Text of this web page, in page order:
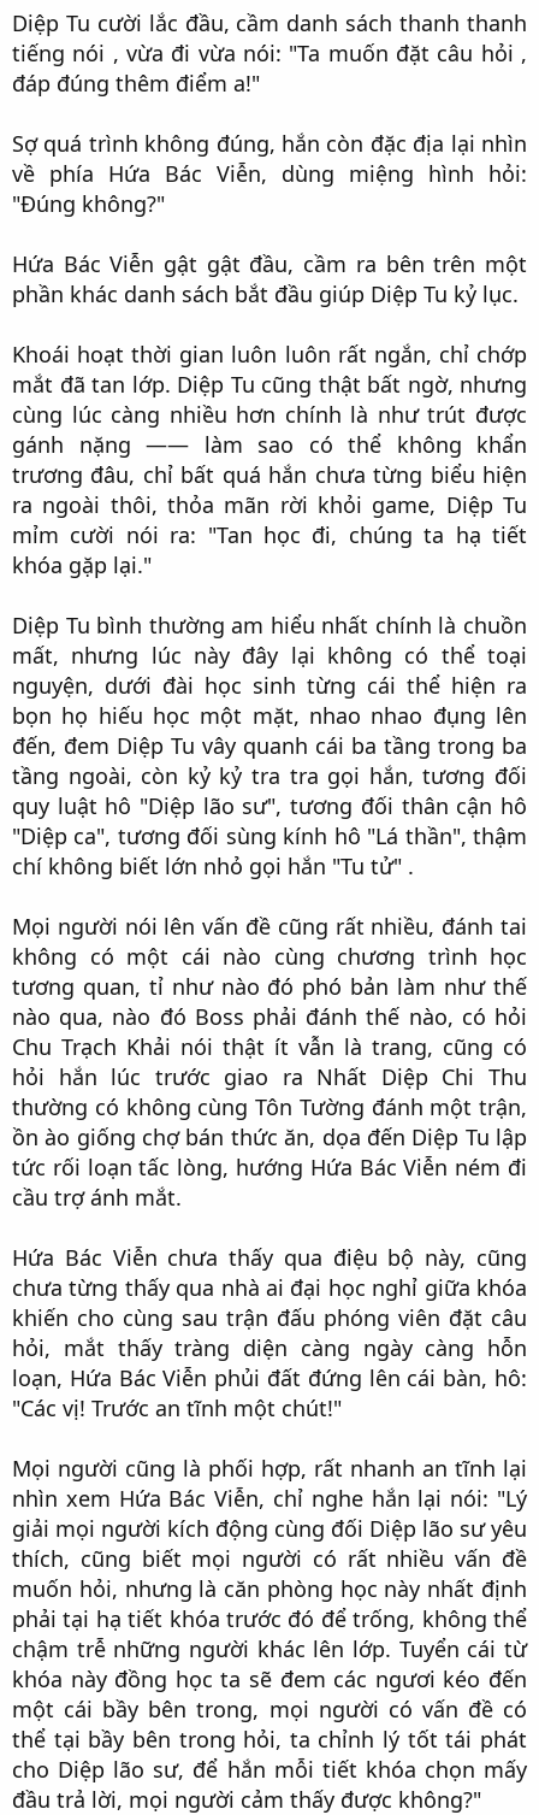
Diệp Tu cười lắc đầu, cầm danh sách thanh thanh
tiếng nói , vừa đi vừa nói: "Ta muốn đặt câu hỏi ,
đáp đúng thêm điểm a!"​
Sợ quá trình không đúng, hắn còn đặc địa lại nhìn
về phía Hứa Bác Viễn, dùng miệng hình hỏi:
"Đúng không?"​
Hứa Bác Viễn gật gật đầu, cầm ra bên trên một
phần khác danh sách bắt đầu giúp Diệp Tu kỷ lục.​
Khoái hoạt thời gian luôn luôn rất ngắn, chỉ chớp
mắt đã tan lớp. Diệp Tu cũng thật bất ngờ, nhưng
cùng lúc càng nhiều hơn chính là như trút được
gánh nặng —— làm sao có thể không khẩn
trương đâu, chỉ bất quá hắn chưa từng biểu hiện
ra ngoài thôi, thỏa mãn rời khỏi game, Diệp Tu
mỉm cười nói ra: "Tan học đi, chúng ta hạ tiết
khóa gặp lại."​
Diệp Tu bình thường am hiểu nhất chính là chuồn
mất, nhưng lúc này đây lại không có thể toại
nguyện, dưới đài học sinh từng cái thể hiện ra
bọn họ hiếu học một mặt, nhao nhao đụng lên
đến, đem Diệp Tu vây quanh cái ba tầng trong ba
tầng ngoài, còn kỷ kỷ tra tra gọi hắn, tương đối
quy luật hô "Diệp lão sư", tương đối thân cận hô
"Diệp ca", tương đối sùng kính hô "Lá thần", thậm
chí không biết lớn nhỏ gọi hắn "Tu tử" .​
Mọi người nói lên vấn đề cũng rất nhiều, đánh tai
không có một cái nào cùng chương trình học
tương quan, tỉ như nào đó phó bản làm như thế
nào qua, nào đó Boss phải đánh thế nào, có hỏi
Chu Trạch Khải nói thật ít vẫn là trang, cũng có
hỏi hắn lúc trước giao ra Nhất Diệp Chi Thu
thường có không cùng Tôn Tường đánh một trận,
ồn ào giống chợ bán thức ăn, dọa đến Diệp Tu lập
tức rối loạn tấc lòng, hướng Hứa Bác Viễn ném đi
cầu trợ ánh mắt.​
Hứa Bác Viễn chưa thấy qua điệu bộ này, cũng
chưa từng thấy qua nhà ai đại học nghỉ giữa khóa
khiến cho cùng sau trận đấu phóng viên đặt câu
hỏi, mắt thấy tràng diện càng ngày càng hỗn
loạn, Hứa Bác Viễn phủi đất đứng lên cái bàn, hô:
"Các vị! Trước an tĩnh một chút!"​
Mọi người cũng là phối hợp, rất nhanh an tĩnh lại
nhìn xem Hứa Bác Viễn, chỉ nghe hắn lại nói: "Lý
giải mọi người kích động cùng đối Diệp lão sư yêu
thích, cũng biết mọi người có rất nhiều vấn đề
muốn hỏi, nhưng là căn phòng học này nhất định
phải tại hạ tiết khóa trước đó để trống, không thể
chậm trễ những người khác lên lớp. Tuyển cái từ
khóa này đồng học ta sẽ đem các ngươi kéo đến
một cái bầy bên trong, mọi người có vấn đề có
thể tại bầy bên trong hỏi, ta chỉnh lý tốt tái phát
cho Diệp lão sư, để hắn mỗi tiết khóa chọn mấy
đầu trả lời, mọi người cảm thấy được không?"​